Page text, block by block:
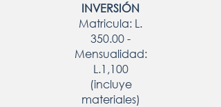
INVERSIÓN
Matricula: L.
350.00 -
Mensualidad:
L.1,100
(incluye
materiales)